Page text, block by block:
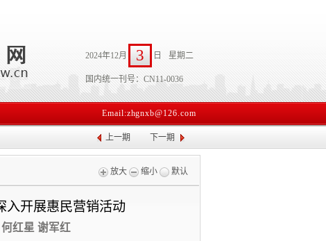
2024年12月 3 日 星期二
国内统一刊号：CN11-0036
Email:zhgnxb@126.com
上一期 下一期
放大 缩小 默认
入开展惠民营销活动
红星 谢军红